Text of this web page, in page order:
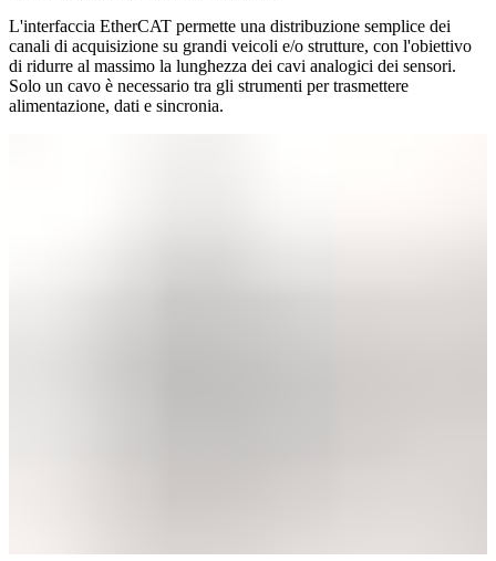
L'interfaccia EtherCAT permette una distribuzione semplice dei
canali di acquisizione su grandi veicoli e/o strutture, con l'obiettivo
di ridurre al massimo la lunghezza dei cavi analogici dei sensori.
Solo un cavo è necessario tra gli strumenti per trasmettere
alimentazione, dati e sincronia.